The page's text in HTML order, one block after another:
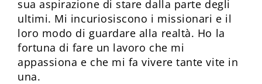
sua aspirazione di stare dalla parte degli
ultimi. Mi incuriosiscono i missionari e il
loro modo di guardare alla realtà. Ho la
fortuna di fare un lavoro che mi
appassiona e che mi fa vivere tante vite in
una.